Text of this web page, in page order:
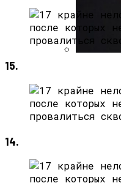
В Турции
15.
14.